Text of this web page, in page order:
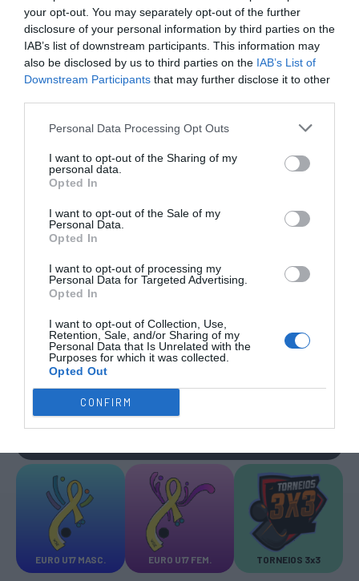
your opt-out. You may separately opt-out of the further
disclosure of your personal information by third parties on the
IAB’s list of downstream participants. This information may
also be disclosed by us to third parties on the IAB’s List of
Downstream Participants that may further disclose it to other
Personal Data Processing Opt Outs
I want to opt-out of the Sharing of my
personal data.
Opted In
I want to opt-out of the Sale of my
Personal Data.
Opted In
I want to opt-out of processing my
Personal Data for Targeted Advertising.
Opted In
I want to opt-out of Collection, Use,
Retention, Sale, and/or Sharing of my
Personal Data that Is Unrelated with the
Purposes for which it was collected.
Opted Out
CONFIRM
Análise da Semana:
Valongo-Turquel,
VER MAIS
Portugal-Espanha,
Campeonato Europeu
Análise da Semana:
Sanjoanense-Valongo,
Taça de Portugal...
Análise da Semana:
Parede-Paço de Arcos,
2ª Divisão Zona Sul
EURO U17 MASC. EURO U17 FEM. TORNEIOS 3x3